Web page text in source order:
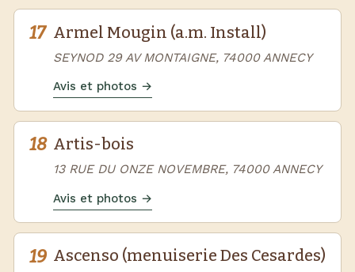
17 Armel Mougin (a.m. Install)
SEYNOD 29 AV MONTAIGNE, 74000 ANNECY
Avis et photos →
18 Artis-bois
13 RUE DU ONZE NOVEMBRE, 74000 ANNECY
Avis et photos →
19 Ascenso (menuiserie Des Cesardes)